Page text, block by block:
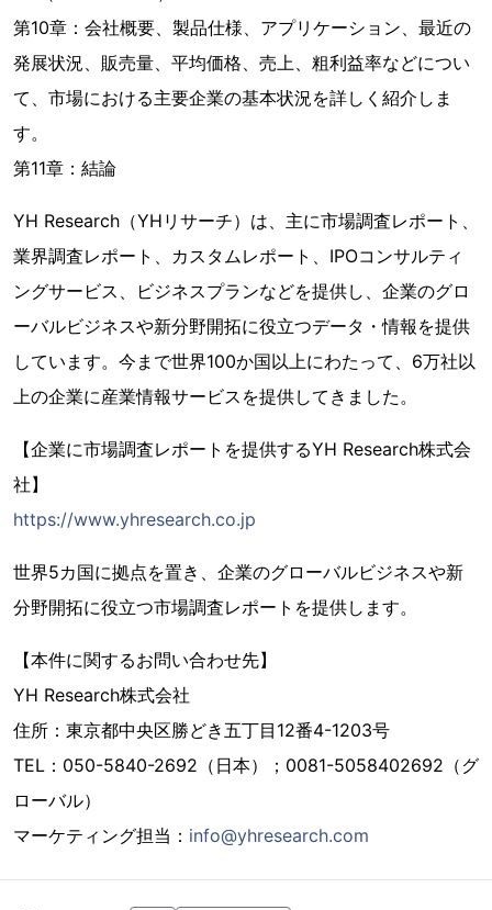
第10章：会社概要、製品仕様、アプリケーション、最近の
発展状況、販売量、平均価格、売上、粗利益率などについ
て、市場における主要企業の基本状況を詳しく紹介しま
す。
第11章：結論
YH Research（YHリサーチ）は、主に市場調査レポート、
業界調査レポート、カスタムレポート、IPOコンサルティ
ングサービス、ビジネスプランなどを提供し、企業のグロ
ーバルビジネスや新分野開拓に役立つデータ・情報を提供
しています。今まで世界100か国以上にわたって、6万社以
上の企業に産業情報サービスを提供してきました。
【企業に市場調査レポートを提供するYH Research株式会
社】
https://www.yhresearch.co.jp
世界5カ国に拠点を置き、企業のグローバルビジネスや新
分野開拓に役立つ市場調査レポートを提供します。
【本件に関するお問い合わせ先】
YH Research株式会社
住所：東京都中央区勝どき五丁目12番4-1203号
TEL：050-5840-2692（日本）；0081-5058402692（グ
ローバル）
マーケティング担当： info@yhresearch.com